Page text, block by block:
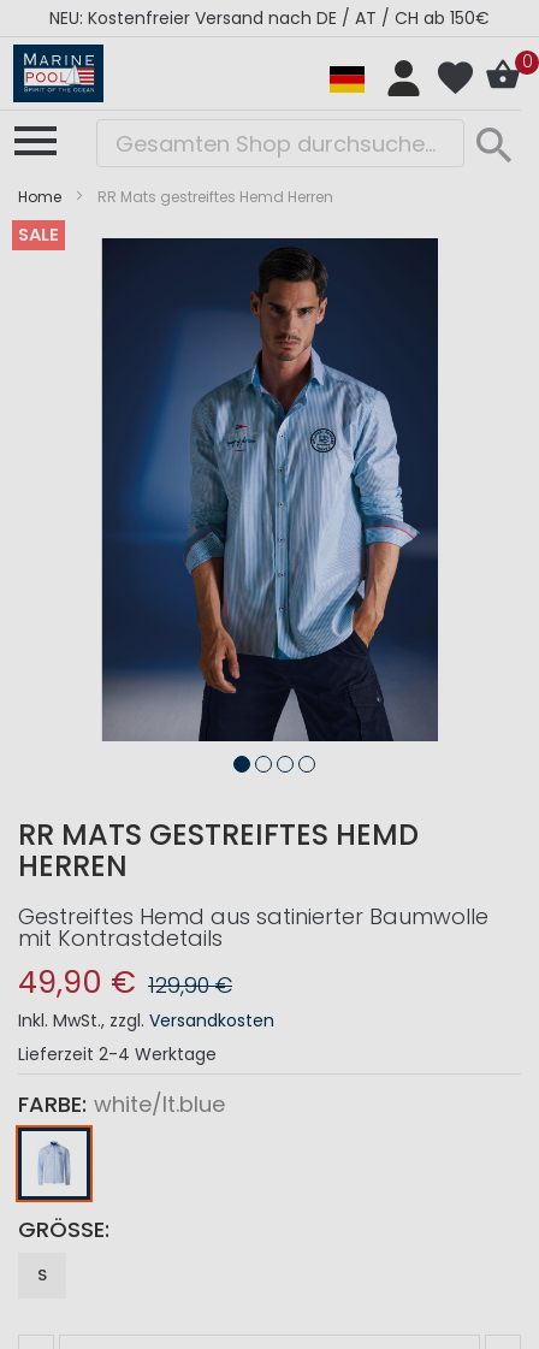
NEU: Kostenfreier Versand nach DE / AT / CH ab 150€
0
Home RR Mats gestreiftes Hemd Herren
SALE
Zum
Zum
RR MATS GESTREIFTES HEMD
HERREN
Gestreiftes Hemd aus satinierter Baumwolle
mit Kontrastdetails
49,90 € 129,90 €
Inkl. MwSt., zzgl. Versandkosten
Lieferzeit 2-4 Werktage
FARBE white/lt.blue
GRÖSSE
S